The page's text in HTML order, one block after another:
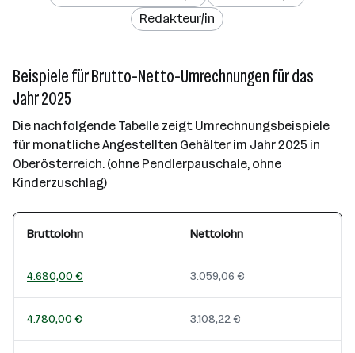
Redakteur/in
Beispiele für Brutto-Netto-Umrechnungen für das
Jahr 2025
Die nachfolgende Tabelle zeigt Umrechnungsbeispiele
für monatliche Angestellten Gehälter im Jahr 2025 in
Oberösterreich. (ohne Pendlerpauschale, ohne
Kinderzuschlag)
Bruttolohn Nettolohn
4.680,00 € 3.059,06 €
4.780,00 € 3.108,22 €